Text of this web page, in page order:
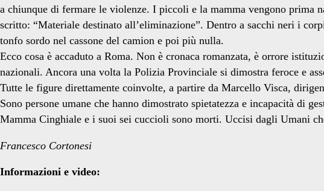
a chiunque di fermare le violenze. I piccoli e la mamma vengono prima
scritto: “Materiale destinato all’eliminazione”. Dentro a sacchi neri i
tonfo sordo nel cassone del camion e poi più nulla.
Ecco cosa è accaduto a Roma. Non è cronaca romanzata, è orrore
nazionali. Ancora una volta la Polizia Provinciale si dimostra feroce e
Tutte le figure direttamente coinvolte, a partire da Marcello Visca,
Sono persone umane che hanno dimostrato spietatezza e incapacità di
Mamma Cinghiale e i suoi sei cuccioli sono morti. Uccisi dagli Umani
Francesco Cortonesi
Informazioni e video: